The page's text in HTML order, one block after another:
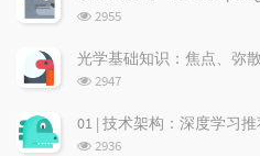
u
a
r
r
t
e
t
浏
次
数:
2955
光学基础知识：焦点、弥
浏
次
数:
2947
01 | 技术架构：深度学习
浏
2936